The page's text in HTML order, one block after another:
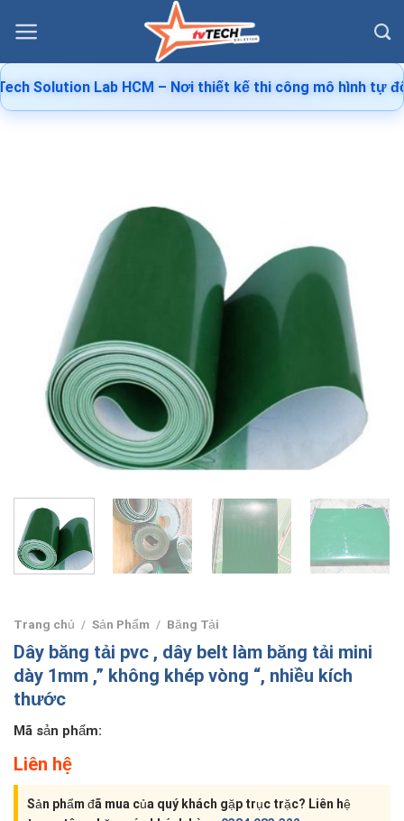
Solution Lab HCM – Nơi thiết kế thi công mô hình tự động
Trang chủ / Sản Phẩm / Băng Tải
Dây băng tải pvc , dây belt làm băng tải mini
dày 1mm ,” không khép vòng “, nhiều kích
thước
Mã sản phẩm:
Liên hệ
Sản phẩm đã mua của quý khách gặp trục trặc? Liên hệ